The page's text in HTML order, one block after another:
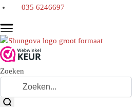
035 6246697
Zoeken